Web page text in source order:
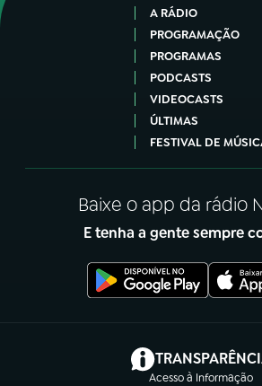
A RÁDIO
PROGRAMAÇÃO
PROGRAMAS
PODCASTS
VIDEOCASTS
ÚLTIMAS
FESTIVAL DE
Baixe o app da rádio
E tenha a gente sempre
Acesso à Informação
(abre